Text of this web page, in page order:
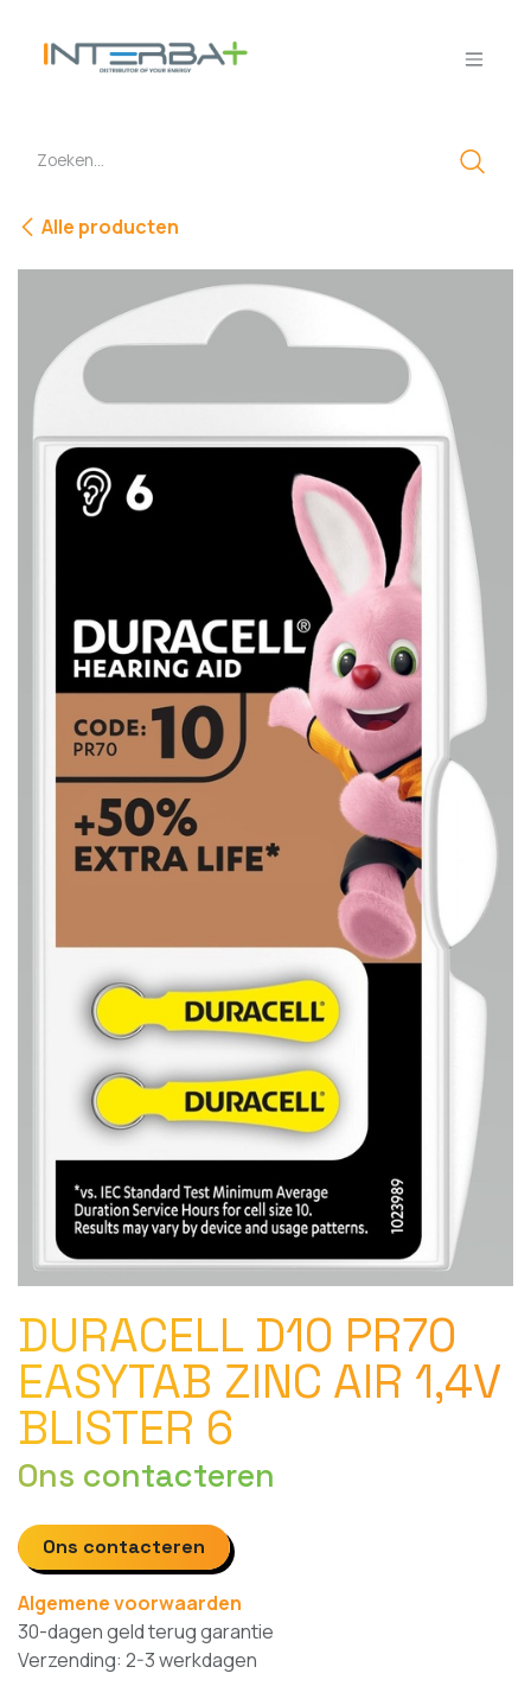
Alle producten
DURACELL D10 PR70
EASYTAB ZINC AIR 1,4V
BLISTER 6
Ons contacteren
Ons contacteren
Algemene voorwaarden
30-dagen geld terug garantie
Verzending: 2-3 werkdagen